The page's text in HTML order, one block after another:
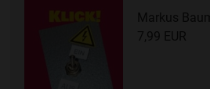
Markus Baum
7,99 EUR